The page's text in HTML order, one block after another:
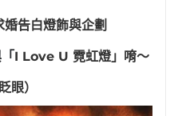
告白燈飾與企劃
I Love U 霓虹燈」唷～
眼）